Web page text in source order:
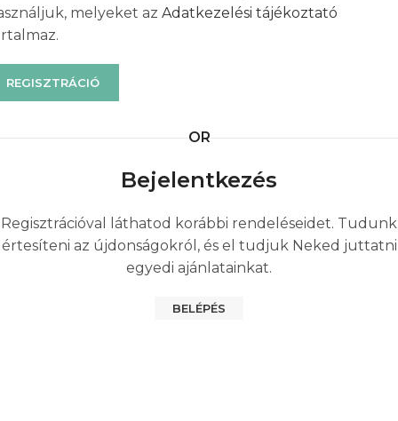
melyeket az Adatkezelési tájékoztató
REGISZTRÁCIÓ
OR
Bejelentkezés
Regisztrációval láthatod korábbi rendeléseidet. Tudunk
értesíteni az újdonságokról, és el tudjuk Neked juttatni
egyedi ajánlatainkat.
BELÉPÉS